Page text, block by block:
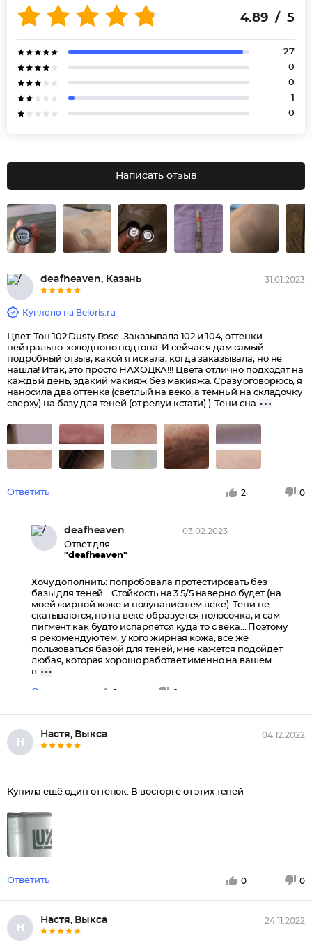
4.89 / 5
27
0
0
1
0
Написать отзыв
deafheaven, Казань 31.01.2023
Куплено на Beloris.ru
Цвет: Тон 102 Dusty Rose. Заказывала 102 и 104, оттенки
нейтрально-холодноно подтона. И сейчас я дам самый
подробный отзыв, какой я искала, когда заказывала, но не
нашла! Итак, это просто НАХОДКА!!! Цвета отлично подходят на
каждый день, эдакий макияж без макияжа. Сразу оговорюсь, я
наносила два оттенка (светлый на веко, а темный на складочку
сверху) на базу для теней (от релуи кстати) ). Тени сна
Ответить 2 0
deafheaven
Ответ для
"deafheaven"
03.02.2023
Хочу дополнить: попробовала протестировать без
базы для теней... Стойкость на 3.5/5 наверно будет (на
моей жирной коже и полунависшем веке). Тени не
скатываются, но на веке образуется полосочка, и сам
пигмент как будто испаряется куда то с века... Поэтому
я рекомендую тем, у кого жирная кожа, всё же
пользоваться базой для теней, мне кажется подойдёт
любая, которая хорошо работает именно на вашем
в
Ответить 1 0
Н
Настя, Выкса 04.12.2022
Купила ещё один оттенок. В восторге от этих теней
Ответить 0 0
Н
Настя, Выкса 24.11.2022